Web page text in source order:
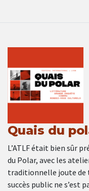
Quais du
L’ATLF était bien sûr
du Polar, avec les
traditionnelle joute de
succès public ne s’est